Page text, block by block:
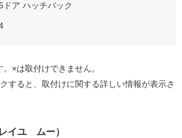
ドア ハッチバック
×は取付けできません。
すると、取付けに関する詳しい情報が表示さ
イユ ムー）